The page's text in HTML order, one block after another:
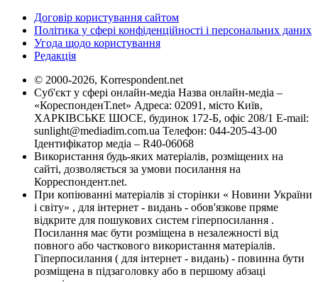
Договір користування сайтом
Політика у сфері конфіденційності і персональних даних
Угода щодо користування
Редакція
© 2000-2026, Korrespondent.net
Суб'єкт у сфері онлайн-медіа Назва онлайн-медіа –
«КореспонденТ.net» Адреса: 02091, місто Київ,
ХАРКІВСЬКЕ ШОСЕ, будинок 172-Б, офіс 208/1 E-mail:
sunlight@mediadim.com.ua Телефон: 044-205-43-00
Ідентифікатор медіа – R40-06068
Використання будь-яких матеріалів, розміщених на
сайті, дозволяється за умови посилання на
Корреспондент.net.
При копіюванні матеріалів зі сторінки « Новини України
і світу» , для інтернет - видань - обов'язкове пряме
відкрите для пошукових систем гіперпосилання .
Посилання має бути розміщена в незалежності від
повного або часткового використання матеріалів.
Гіперпосилання ( для інтернет - видань) - повинна бути
розміщена в підзаголовку або в першому абзаці